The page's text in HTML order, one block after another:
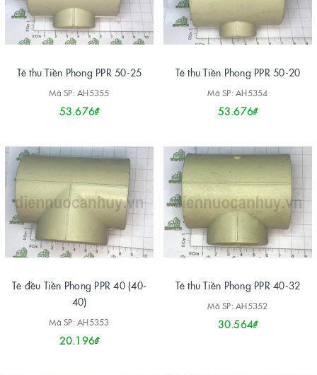
Tê thu Tiền Phong PPR 50-25
Mã SP: AH5355
53.676₫
Tê thu Tiền Phong PPR 50-20
Mã SP: AH5354
53.676₫
Tê đều Tiền Phong PPR 40 (40-
40)
Mã SP: AH5353
20.196₫
Tê thu Tiền Phong PPR 40-32
Mã SP: AH5352
30.564₫